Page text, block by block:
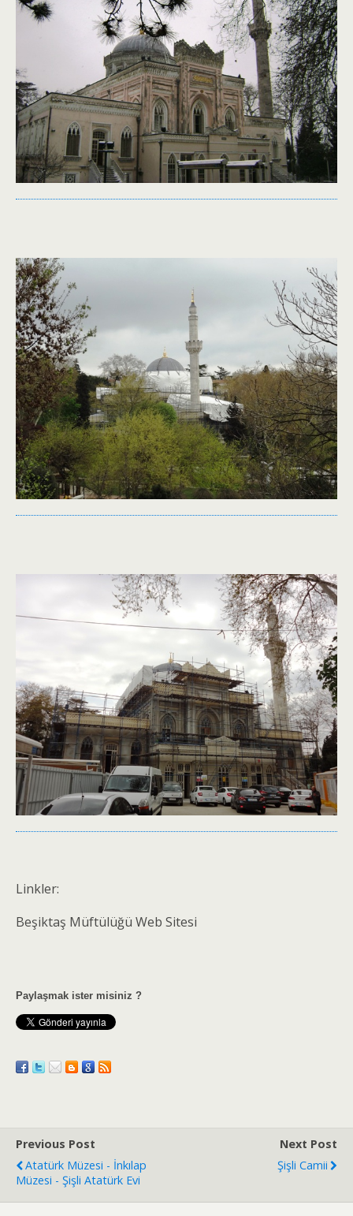
Linkler:
Beşiktaş Müftülüğü Web Sitesi
Paylaşmak ister misiniz ?
Previous Post
Atatürk Müzesi - İnkılap
Müzesi - Şişli Atatürk Evi
Next Post
Şişli Camii